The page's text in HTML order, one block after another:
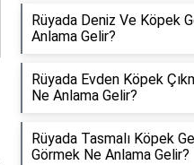
Rüyada Deniz Ve Köpek
Anlama Gelir?
Rüyada Evden Köpek
Ne Anlama Gelir?
Rüyada Tasmalı Köpek
Görmek Ne Anlama Gelir?